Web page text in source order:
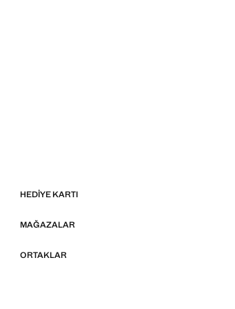
HEDIYE KARTI
MAĞAZALAR
ORTAKLAR